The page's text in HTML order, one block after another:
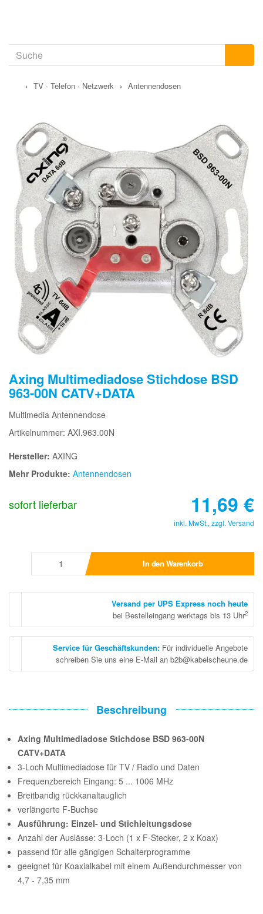
› TV · Telefon · Netzwerk › Antennendosen
Axing Multimediadose Stichdose BSD
963-00N CATV+DATA
Multimedia Antennendose
Artikelnummer: AXI.963.00N
Hersteller: AXING
Mehr Produkte: Antennendosen
sofort lieferbar 11,69 €
inkl. MwSt., zzgl. Versand
In den Warenkorb
Versand per UPS Express noch heute
bei Bestelleingang werktags bis 13 Uhr2
Service für Geschäftskunden: Für individuelle Angebote
schreiben Sie uns eine E-Mail an b2b@kabelscheune.de
Beschreibung
Axing Multimediadose Stichdose BSD 963-00N
CATV+DATA
3-Loch Multimediadose für TV / Radio und Daten
Frequenzbereich Eingang: 5 ... 1006 MHz
Breitbandig rückkanaltauglich
verlängerte F-Buchse
Ausführung: Einzel- und Stichleitungsdose
Anzahl der Auslässe: 3-Loch (1 x F-Stecker, 2 x Koax)
passend für alle gängigen Schalterprogramme
geeignet für Koaxialkabel mit einem Außendurchmesser von
4,7 - 7,35 mm